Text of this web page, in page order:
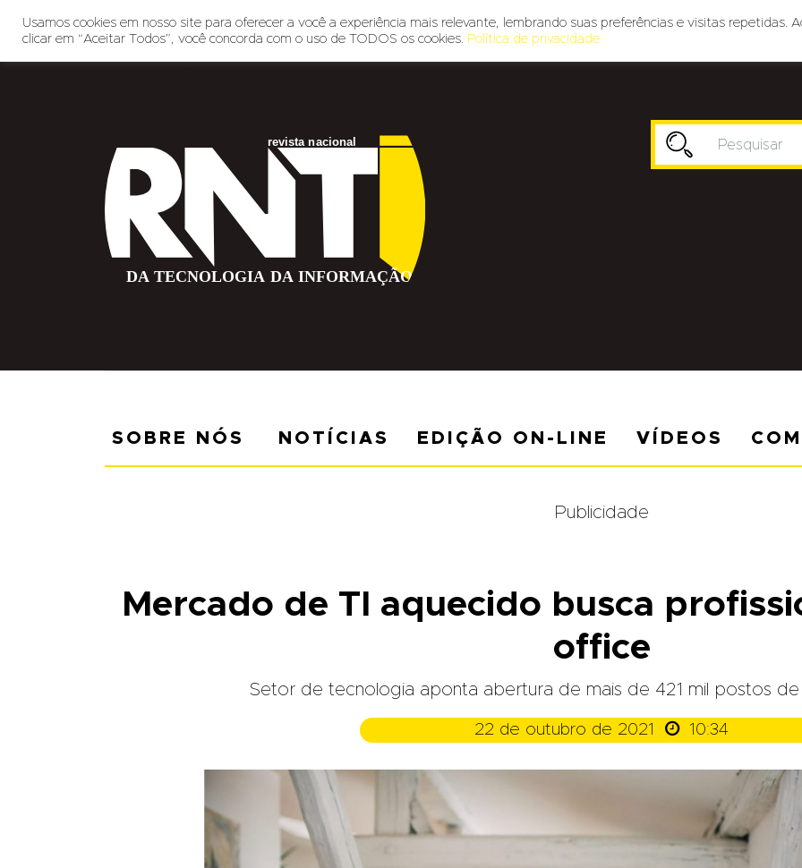
SOBRE NÓS NOTÍCIAS EDIÇÃO ON-LINE VÍDEOS
Publicidade
Mercado de TI aquecido busca
office
Setor de tecnologia aponta abertura de mais de 421 mil postos
22 de outubro de 2021  10:34
Usamos cookies em nosso site para oferecer a você a experiência mais relevante, lembrando suas preferências e visitas repetidas.
clicar em “Aceitar Todos”, você concorda com o uso de TODOS os cookies. Política de privacidade